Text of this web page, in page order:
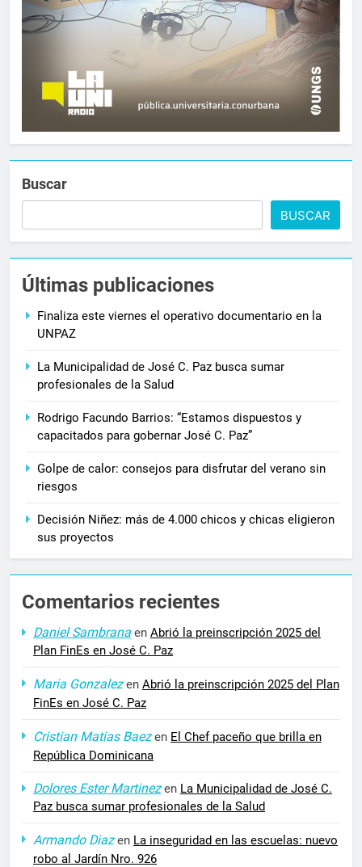
Buscar
BUSCAR
Últimas publicaciones
Finaliza este viernes el operativo documentario en la
UNPAZ
La Municipalidad de José C. Paz busca sumar
profesionales de la Salud
Rodrigo Facundo Barrios: “Estamos dispuestos y
capacitados para gobernar José C. Paz”
Golpe de calor: consejos para disfrutar del verano sin
riesgos
Decisión Niñez: más de 4.000 chicos y chicas eligieron
sus proyectos
Comentarios recientes
Daniel Sambrana en Abrió la preinscripción 2025 del
Plan FinEs en José C. Paz
Maria Gonzalezen Abrió la preinscripción 2025 del Plan
FinEs en José C. Paz
Cristian Matias Baezen El Chef paceño que brilla en
República Dominicana
Dolores Ester Martinezen La Municipalidad de José C.
Paz busca sumar profesionales de la Salud
Armando Diazen La inseguridad en las escuelas: nuevo
robo al Jardín Nro. 926